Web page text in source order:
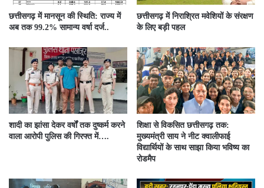
छत्तीसगढ़ में मानसून की स्थिति: राज्य में
अब तक 99.2% सामान्य वर्षा दर्ज..
छत्तीसगढ़ में निराश्रित मवेशियों के संरक्षण
के लिए बड़ी पहल
शादी का झांसा देकर वर्षों तक दुष्कर्म करने
वाला आरोपी पुलिस की गिरफ्त में….
शिक्षा से विकसित छत्तीसगढ़ तक:
मुख्यमंत्री साय ने नीट क्वालीफाई
विद्यार्थियों के साथ साझा किया भविष्य का
रोडमैप